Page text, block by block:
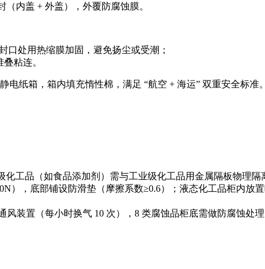
内盖 + 外盖），外覆防腐蚀膜。
口处用热缩膜加固，避免扬尘或受潮；
粘连。
电纸箱，箱内填充惰性棉，满足 “航空 + 海运” 双重安全标准。
工品（如食品添加剂）需与工业级化工品用金属隔板物理隔
），底部铺设防滑垫（摩擦系数≥0.6）；液态化工品柜内放
装置（每小时换气 10 次），8 类腐蚀品柜底需做防腐蚀处理